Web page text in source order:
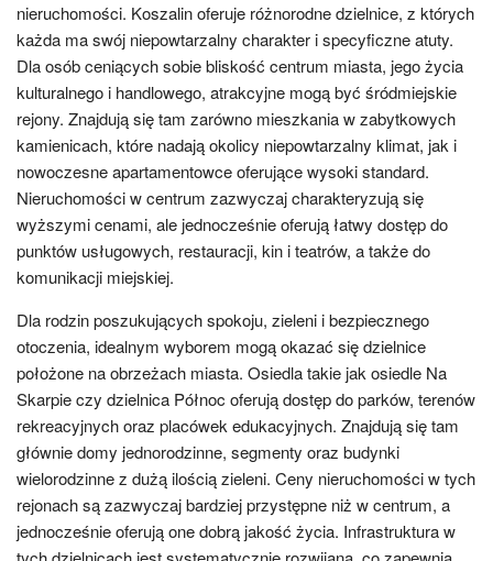
nieruchomości. Koszalin oferuje różnorodne dzielnice, z których
każda ma swój niepowtarzalny charakter i specyficzne atuty.
Dla osób ceniących sobie bliskość centrum miasta, jego życia
kulturalnego i handlowego, atrakcyjne mogą być śródmiejskie
rejony. Znajdują się tam zarówno mieszkania w zabytkowych
kamienicach, które nadają okolicy niepowtarzalny klimat, jak i
nowoczesne apartamentowce oferujące wysoki standard.
Nieruchomości w centrum zazwyczaj charakteryzują się
wyższymi cenami, ale jednocześnie oferują łatwy dostęp do
punktów usługowych, restauracji, kin i teatrów, a także do
komunikacji miejskiej.
Dla rodzin poszukujących spokoju, zieleni i bezpiecznego
otoczenia, idealnym wyborem mogą okazać się dzielnice
położone na obrzeżach miasta. Osiedla takie jak osiedle Na
Skarpie czy dzielnica Północ oferują dostęp do parków, terenów
rekreacyjnych oraz placówek edukacyjnych. Znajdują się tam
głównie domy jednorodzinne, segmenty oraz budynki
wielorodzinne z dużą ilością zieleni. Ceny nieruchomości w tych
rejonach są zazwyczaj bardziej przystępne niż w centrum, a
jednocześnie oferują one dobrą jakość życia. Infrastruktura w